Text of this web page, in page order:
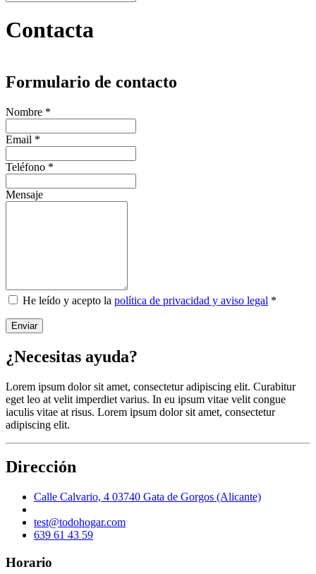
Contacta
Todo Hogar
Formulario de contacto
Nombre *
Email *
Teléfono *
Mensaje
He leído y acepto la política de privacidad y aviso legal *
Enviar
¿Necesitas ayuda?
Lorem ipsum dolor sit amet, consectetur adipiscing elit. Curabitur
eget leo at velit imperdiet varius. In eu ipsum vitae velit congue
iaculis vitae at risus. Lorem ipsum dolor sit amet, consectetur
adipiscing elit.
Dirección
Calle Calvario, 4 03740 Gata de Gorgos (Alicante)
test@todohogar.com
639 61 43 59
Horario